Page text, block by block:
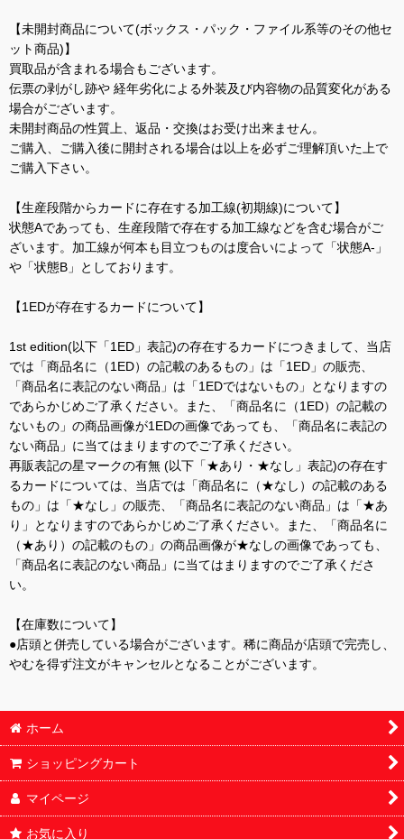
【未開封商品について(ボックス・パック・ファイル系等のその他セ
ット商品)】
買取品が含まれる場合もございます。
伝票の剥がし跡や 経年劣化による外装及び内容物の品質変化がある
場合がございます。
未開封商品の性質上、返品・交換はお受け出来ません。
ご購入、ご購入後に開封される場合は以上を必ずご理解頂いた上で
ご購入下さい。
【生産段階からカードに存在する加工線(初期線)について】
状態Aであっても、生産段階で存在する加工線などを含む場合がご
ざいます。加工線が何本も目立つものは度合いによって「状態A-」
や「状態B」としております。
【1EDが存在するカードについて】
1st edition(以下「1ED」表記)の存在するカードにつきまして、当店
では「商品名に（1ED）の記載のあるもの」は「1ED」の販売、
「商品名に表記のない商品」は「1EDではないもの」となりますの
であらかじめご了承ください。また、「商品名に（1ED）の記載の
ないもの」の商品画像が1EDの画像であっても、「商品名に表記の
ない商品」に当てはまりますのでご了承ください。
再販表記の星マークの有無 (以下「★あり・★なし」表記)の存在す
るカードについては、当店では「商品名に（★なし）の記載のある
もの」は「★なし」の販売、「商品名に表記のない商品」は「★あ
り」となりますのであらかじめご了承ください。また、「商品名に
（★あり）の記載のもの」の商品画像が★なしの画像であっても、
「商品名に表記のない商品」に当てはまりますのでご了承くださ
い。
【在庫数について】
●店頭と併売している場合がございます。稀に商品が店頭で完売し、
やむを得ず注文がキャンセルとなることがございます。
ホーム
ショッピングカート
マイページ
お気に入り